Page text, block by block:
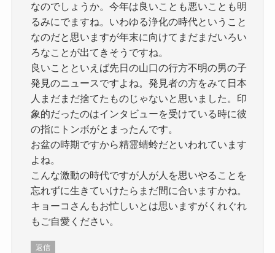
なのでしょうか。今年は良いことも悪いことも明
るみにでますね。いわゆる浄化の時代ということ
なのだと思いますが年末に向けてまだまだいろい
ろなことが出てきそうですね。
良いことといえば先日の山口の行方不明の男の子
発見のニュースですよね。発見者の方をみて日本
人まだまだ捨てたものじゃないと思いました。印
象的だったのはインタビューを受けている時に彼
の指にトンボがとまったんです。
お盆の時期ですから精霊蜻蛉だといわれています
よね。
こんな激動の時代ですが人が人を思いやることを
忘れずに生きていけたらまだ間に合いますかね。
キョーコさんもお忙しいとは思いますがくれぐれ
もご自愛ください。
返信